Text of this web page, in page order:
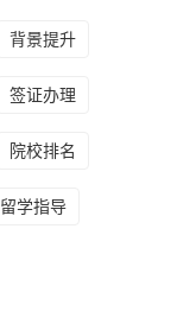
背景提升
签证办理
院校排名
留学指导